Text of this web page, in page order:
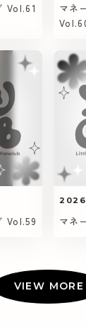
Vol.61
マネ
Vol.59 マネ
VIEW MORE